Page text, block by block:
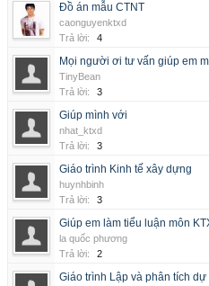
Đồ án mẫu CTNT
caonguyenktxd
Trả lời:
4
Mọi người ơi tư vấn giúp em
TinyBean
Trả lời:
3
Giúp mình với
nhat_ktxd
Trả lời:
3
Giáo trình Kinh tế xây dựng
huynhbinh
Trả lời:
3
Giúp em làm tiểu luận môn
la quốc phương
Trả lời:
2
Giáo trình Lập và phân tích